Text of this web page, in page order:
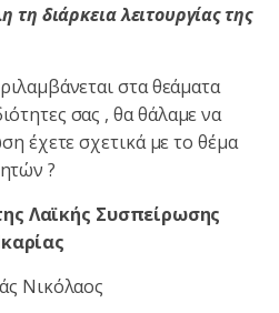
τη διάρκεια λειτουργίας της
στα θεάματα
σας , θα θάλαμε να
έχετε σχετικά με το θέμα
?
Λαϊκής Συσπείρωσης
Νικόλαος